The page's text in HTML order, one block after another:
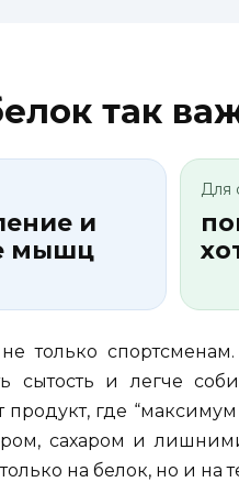
так
и
мышц
Для
спортсменам.
сытость и легче
продукт, где
сахаром и
на белок, но и на